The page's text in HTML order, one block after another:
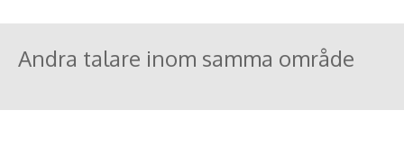
Andra talare inom samma område